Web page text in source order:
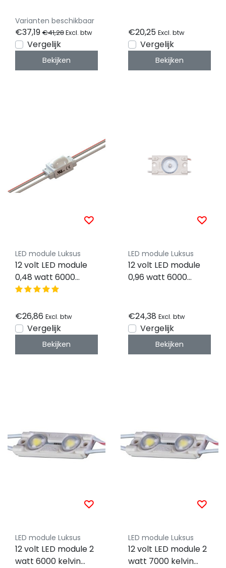
MLD-5050-3RGBW -
50 stuks
Varianten beschikbaar
€37,19 €41,28Excl. btw
Vergelijk
Bekijken
€20,25 Excl. btw
Vergelijk
Bekijken
LED module Luksus
12 volt LED module
0,48 watt 6000
kelvin IP67 -
stuks
€26,86 Excl. btw
Vergelijk
Bekijken
LED module Luksus
12 volt LED module
0,96 watt 6000
50 stuks
€24,38 Excl. btw
Vergelijk
Bekijken
LED module Luksus
12 volt LED module 2
watt 6000 kelvin
LED module Luksus
12 volt LED module 2
watt 7000 kelvin